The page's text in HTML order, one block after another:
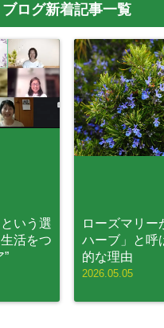
ブログ新着記事一覧
いう選
活をつ
ローズマリー
ハーブ」と呼
的な理由
2026.05.05